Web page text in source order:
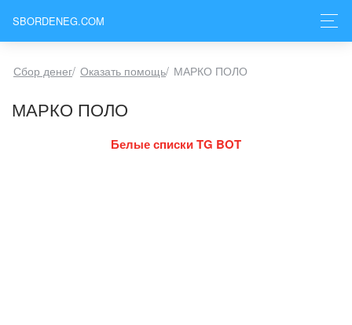
SBORDENEG.COM
Сбор денег/ Оказать помощь/ МАРКО ПОЛО
МАРКО ПОЛО
Белые списки TG BOT